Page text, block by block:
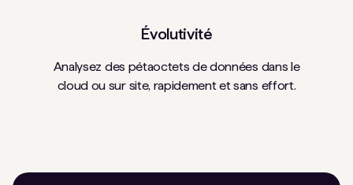
Évolutivité
Analysez des pétaoctets de données dans le
cloud ou sur site, rapidement et sans effort.